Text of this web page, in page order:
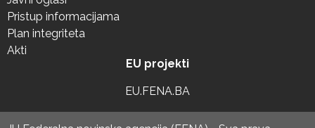
Pristup informacijama
Plan integriteta
Akti
EU projekti
EU.FENA.BA